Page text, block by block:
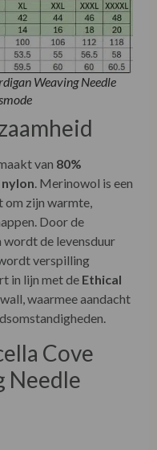
Weaving Needle
. Merinowol is een
om zijn warmte,
Door de
de levensduur
verspilling
in lijn met deEthical
waarmee aandacht
Cove
Needle